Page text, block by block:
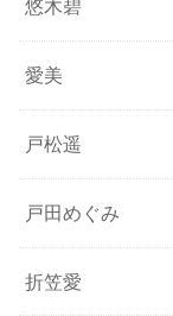
悠木碧
愛美
戸松遥
戸田めぐみ
折笠愛